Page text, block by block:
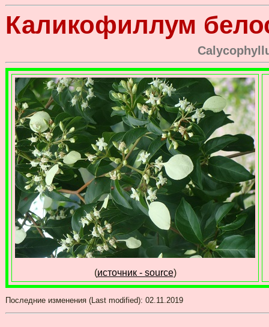
Каликофиллум
(источник - source)
Последние изменения (Last modified): 02.11.2019